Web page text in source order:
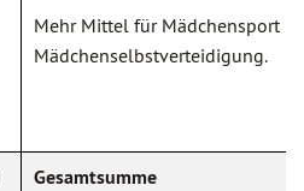
Mehr Mittel für Mädchensport
Mädchenselbstverteidigung.
Gesamtsumme